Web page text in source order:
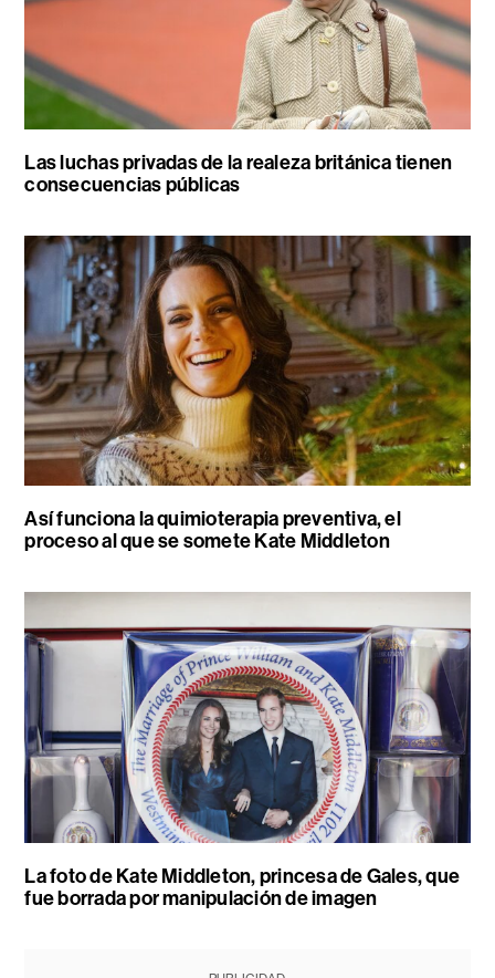
Las luchas privadas de la realeza británica tienen
consecuencias públicas
Así funciona la quimioterapia preventiva, el
proceso al que se somete Kate Middleton
La foto de Kate Middleton, princesa de Gales, que
fue borrada por manipulación de imagen